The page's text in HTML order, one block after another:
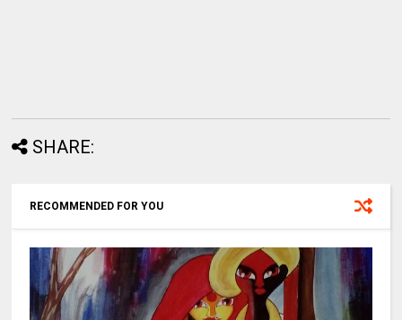
SHARE:
RECOMMENDED FOR YOU